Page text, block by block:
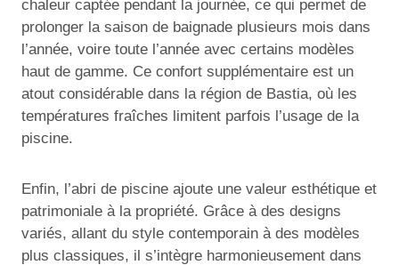
chaleur captée pendant la journée, ce qui permet de
prolonger la saison de baignade plusieurs mois dans
l’année, voire toute l’année avec certains modèles
haut de gamme. Ce confort supplémentaire est un
atout considérable dans la région de Bastia, où les
températures fraîches limitent parfois l’usage de la
piscine.
Enfin, l’abri de piscine ajoute une valeur esthétique et
patrimoniale à la propriété. Grâce à des designs
variés, allant du style contemporain à des modèles
plus classiques, il s’intègre harmonieusement dans